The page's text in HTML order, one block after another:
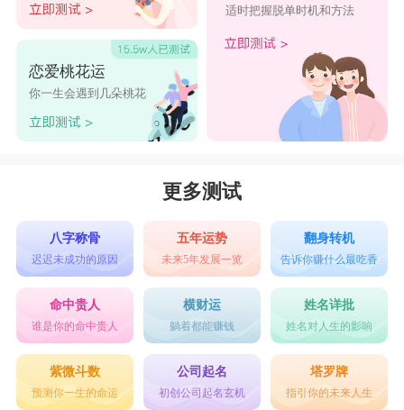
恋爱桃花运
你一生会遇到几朵桃花
适时把握脱单时机和方法
更多测试
八字称骨
迟迟未成功的原因
五年运势
未来5年发展一览
翻身转机
告诉你赚什么最吃香
命中贵人
谁是你的命中贵人
横财运
躺着都能赚钱
姓名详批
姓名对人生的影响
紫微斗数
预测你一生的命运
公司起名
初创公司起名玄机
塔罗牌
指引你的未来人生